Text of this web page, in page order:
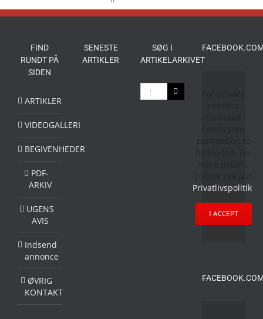
for
FIND
RUNDT PÅ
SIDEN
ARTIKLER
VIDEOGALLERI
BEGIVENHEDER
PDF-
ARKIV
UGENS
AVIS
Indsend
annonce
ØVRIG
KONTAKT
SENESTE
ARTIKLER
SØG I
ARTIKELARKIVET
Søg
efter:
Privatlivspolitik
I ACCEPT